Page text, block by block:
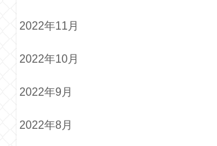
2022年11月
2022年10月
2022年9月
2022年8月